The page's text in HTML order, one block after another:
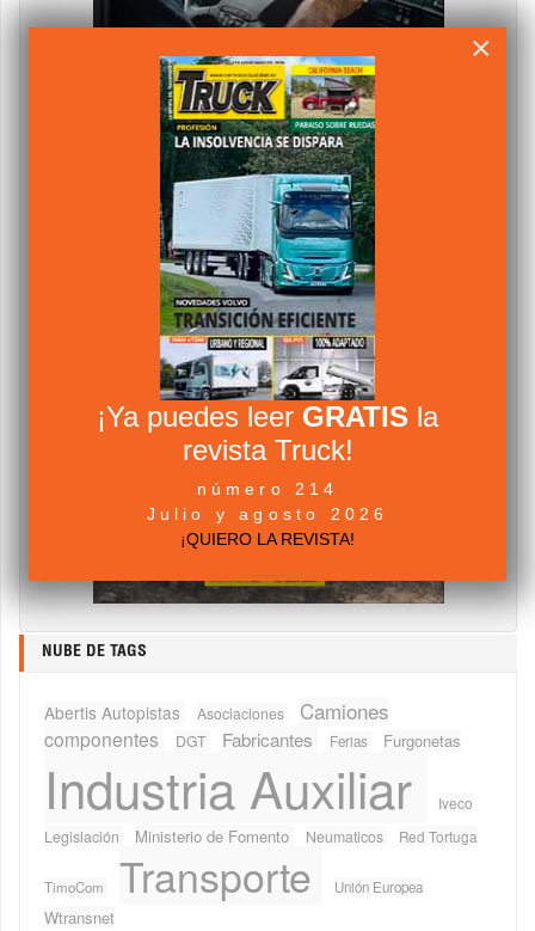
NUBE DE TAGS
Abertis Autopistas Asociaciones Camiones
componentes DGT Fabricantes Ferias Furgonetas
Industria Auxiliar
Iveco
Legislación
Ministerio de Fomento Neumaticos Red Tortuga
TimoCom Transporte Unión Europea
Wtransnet
×
¡Ya puedes leer GRATIS la
revista Truck!
número 214
Julio y agosto 2026
¡QUIERO LA REVISTA!